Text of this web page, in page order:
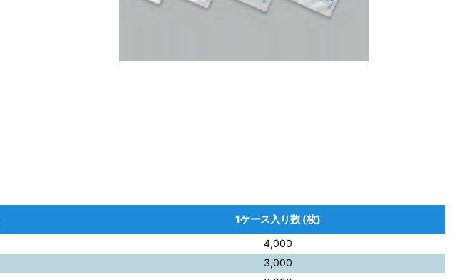
1ケース入り数 (枚)
4,000
3,000